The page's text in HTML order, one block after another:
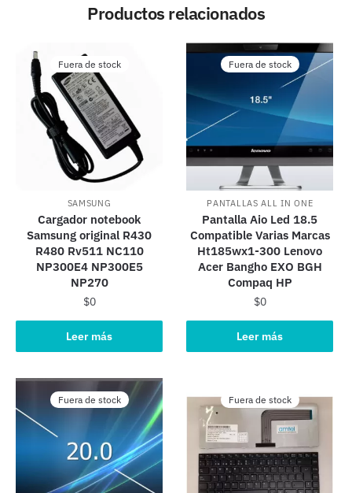
Productos relacionados
Fuera de stock
SAMSUNG
Cargador notebook
Samsung original R430
R480 Rv511 NC110
NP300E4 NP300E5
NP270
$0
Leer más
Fuera de stock
PANTALLAS ALL IN ONE
Pantalla Aio Led 18.5
Compatible Varias Marcas
Ht185wx1-300 Lenovo
Acer Bangho EXO BGH
Compaq HP
$0
Leer más
Fuera de stock Fuera de stock